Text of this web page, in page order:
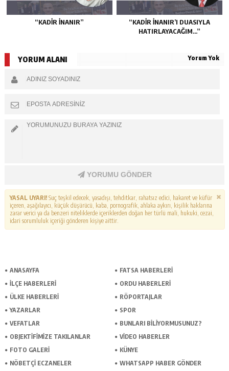
“KADIR İNANIR”
“KADIR İNANIR’I DUASIYLA
HATIRLAYACAĞIM…”
YORUM ALANI Yorum Yok
YORUMU GÖNDER
YASAL UYARI!Suç teşkil edecek, yasadışı, tehditkar, rahatsız edici, hakaret ve küfür
içeren, aşağılayıcı, küçük düşürücü, kaba, pornografik, ahlaka aykırı, kişilik haklarına
zarar verici ya da benzeri niteliklerde içeriklerden doğan her türlü mali, hukuki, cezai,
idari sorumluluk içeriği gönderen kişiye aittir.
ANASAYFA
FATSA HABERLERI
İLÇE HABERLERI
ORDU HABERLERI
ÜLKE HABERLERI
RÖPORTAJLAR
YAZARLAR
SPOR
VEFATLAR
BUNLARI BILIYORMUSUNUZ?
OBJEKTIFIMIZE TAKILANLAR
VIDEO HABERLER
FOTO GALERI
KÜNYE
NÖBETÇI ECZANELER
WHATSAPP HABER GÖNDER